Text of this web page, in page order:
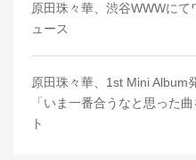
原田珠々華、渋谷WWWに
ュース
原田珠々華、1st Mini Album
「いま一番合うなと思った
ト